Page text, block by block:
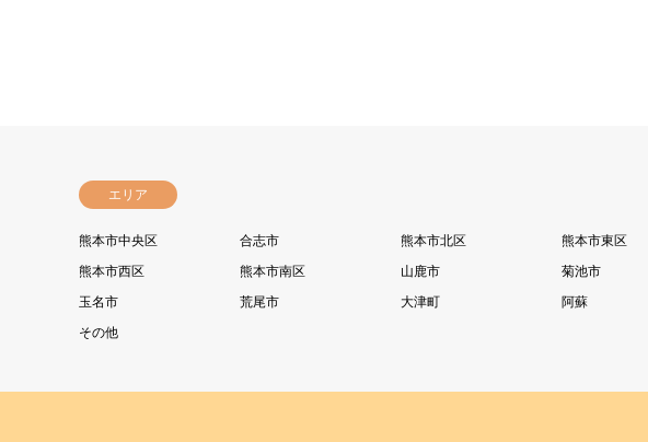
エリア
熊本市中央区 合志市 熊本市北区
熊本市東区
熊本市西区
熊本市南区 山鹿市
菊池市
玉名市
荒尾市 大津町
阿蘇
その他